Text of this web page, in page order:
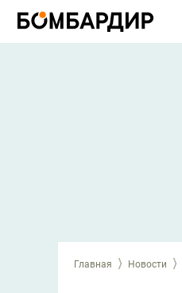
Главная Новости